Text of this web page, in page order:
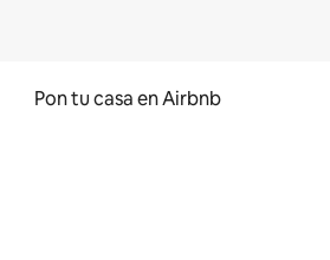
Pon tu casa en Airbnb